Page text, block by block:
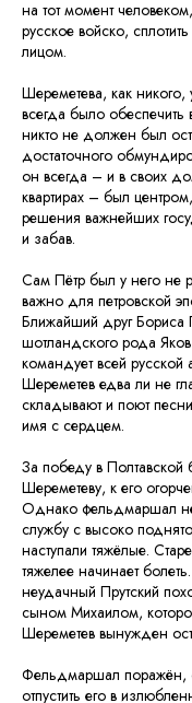
на тот момент
русское войско,
лицом.
Шереметева, как никого,
всегда было
никто не должен был
достаточного
он всегда – и в своих
квартирах – был
решения важнейших
и забав.
Сам Пётр был у него не
важно для петровской
Ближайший друг Бориса
шотландского рода
командует всей
Шереметев едва ли не
складывают и поют
имя с сердцем.
За победу в Полтавской
Шереметеву, к его
Однако фельдмаршал
службу с высоко
наступали тяжёлые.
тяжелее начинает
неудачный Прутский
сыном Михаилом,
Шереметев вынужден
Фельдмаршал поражён,
отпустить его в